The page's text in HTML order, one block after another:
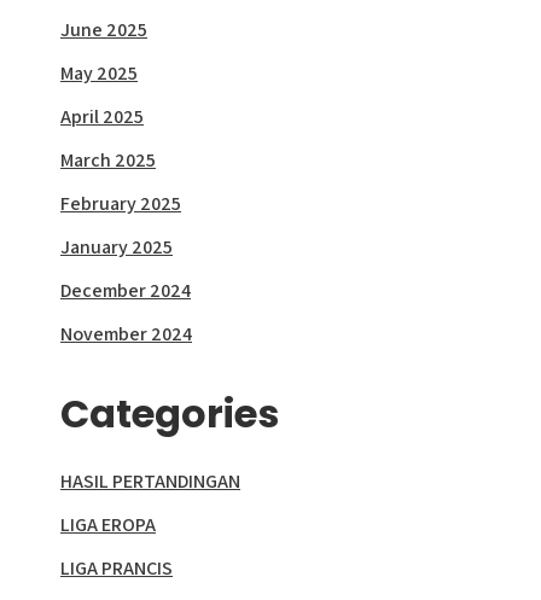
June 2025
May 2025
April 2025
March 2025
February 2025
January 2025
December 2024
November 2024
Categories
HASIL PERTANDINGAN
LIGA EROPA
LIGA PRANCIS